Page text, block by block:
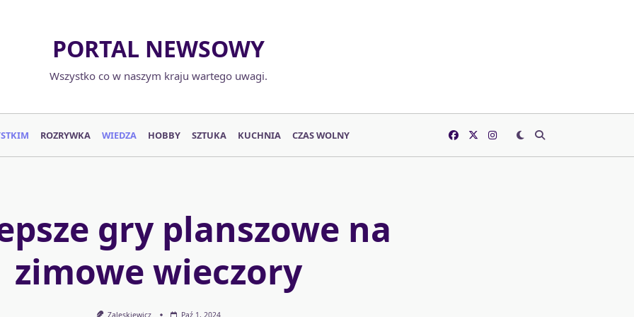
PORTAL NEWSOWY
Wszystko co w naszym kraju wartego uwagi.
ROZRYWKA WIEDZA HOBBY SZTUKA KUCHNIA CZAS WOLNY
gry planszowe na
zimowe wieczory
Zaleskiewicz Paź 1, 2024